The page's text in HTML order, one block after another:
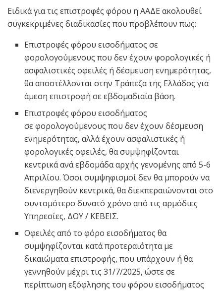
Ειδικά για τις επιστροφές φόρου η ΑΑΔΕ ακολουθεί
συγκεκριμένες διαδικασίες που προβλέπουν πως:
Επιστροφές φόρου εισοδήματος σε
φορολογούμενους που δεν έχουν φορολογικές ή
ασφαλιστικές οφειλές ή δέσμευση ενημερότητας,
θα αποστέλλονται στην Τράπεζα της Ελλάδος για
άμεση επιστροφή σε εβδομαδιαία βάση.
Επιστροφές φόρου εισοδήματος
σε φορολογούμενους που δεν έχουν δέσμευση
ενημερότητας, αλλά έχουν ασφαλιστικές ή
φορολογικές οφειλές, θα συμψηφίζονται
κεντρικά ανά εβδομάδα αρχής γενομένης από 5-6
Απριλίου. Όσοι συμψηφισμοί δεν θα μπορούν να
διενεργηθούν κεντρικά, θα διεκπεραιώνονται στο
συντομότερο δυνατό χρόνο από τις αρμόδιες
Υπηρεσίες, ΔΟΥ / ΚΕΒΕΙΣ.
Οφειλές από το φόρο εισοδήματος θα
συμψηφίζονται κατά προτεραιότητα με
δικαιώματα επιστροφής, που υπάρχουν ή θα
γεννηθούν μέχρι τις 31/7/2025, ώστε σε
περίπτωση εξόφλησης του φόρου εισοδήματος